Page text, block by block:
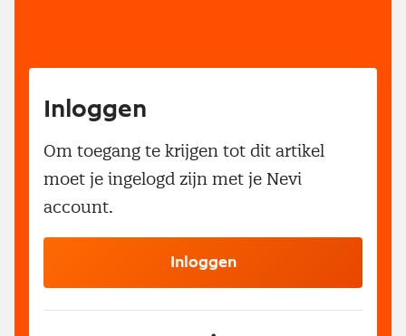
Inloggen
Om toegang te krijgen tot dit artikel
moet je ingelogd zijn met je Nevi
account.
Inloggen